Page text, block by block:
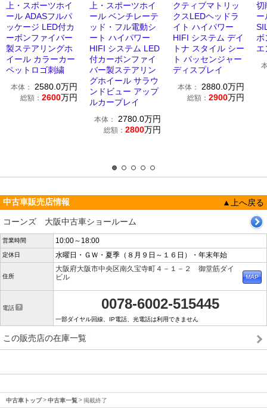
上・スポーツホイ
ール ADASフルパ
ッケージ LED付カ
ーボンファイバー
製ステアリングホ
イール カラーカー
ペットロゴ刺繍
本体： 2580.0万円
総額： 2600万円
上・スポーツホイ
ール ベンチレーテ
ッド・フル電動シ
ート ハイパワー
HIFI システム LED
付カーボンファイ
バー製ステアリン
グホイール サラウ
ンドビュー アップ
ルカープレイ
本体： 2780.0万円
総額： 2800万円
クティブマトリッ
クスLEDヘッドラ
イト ハイパワー
HIFI システム デイ
トナ スタイル シー
ト パッセンジャー
ディスプレイ
本体： 2880.0万円
総額： 2900万円
切
ー
ボ
エ
中古車販売店情報
▲上へ戻る
コーンズ 大阪中古車ショールーム
営業時間 10:00～18:00
定休日 水曜日・ＧＷ・夏季（８月９日～１６日）・年末年始
住所
大阪府大阪市中央区南久宝寺町４－１－２ 御堂筋ダイ
ビル
電話 0078-6002-515445
一部ダイヤル回線、IP電話、光電話は利用できません
この販売店の在庫一覧
中古車トップ 中古車一覧 掲載終了